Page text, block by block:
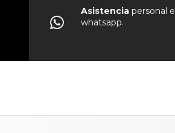
Asistencia personal
whatsapp.